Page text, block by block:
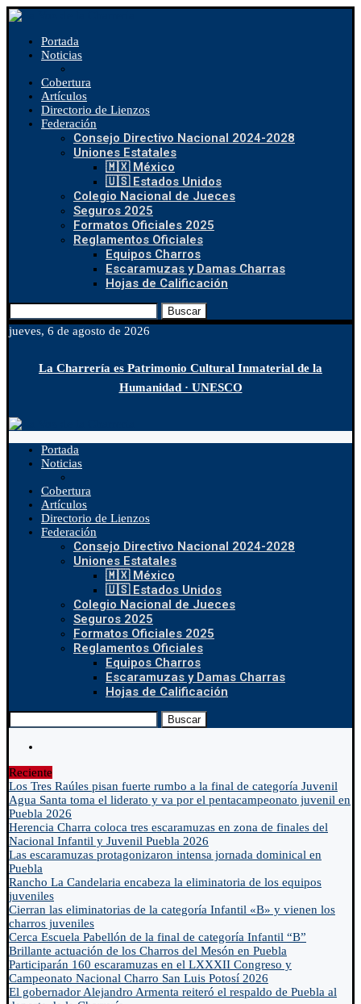
Portada
Noticias
Cobertura
Artículos
Directorio de Lienzos
Federación
Consejo Directivo Nacional 2024-2028
Uniones Estatales
🇲🇽 México
🇺🇸 Estados Unidos
Colegio Nacional de Jueces
Seguros 2025
Formatos Oficiales 2025
Reglamentos Oficiales
Equipos Charros
Escaramuzas y Damas Charras
Hojas de Calificación
Buscar
jueves, 6 de agosto de 2026
La Charrería es Patrimonio Cultural Inmaterial de la
Humanidad · UNESCO
Portada
Noticias
Cobertura
Artículos
Directorio de Lienzos
Federación
Consejo Directivo Nacional 2024-2028
Uniones Estatales
🇲🇽 México
🇺🇸 Estados Unidos
Colegio Nacional de Jueces
Seguros 2025
Formatos Oficiales 2025
Reglamentos Oficiales
Equipos Charros
Escaramuzas y Damas Charras
Hojas de Calificación
Buscar
Reciente
Los Tres Raúles pisan fuerte rumbo a la final de categoría Juvenil
Agua Santa toma el liderato y va por el pentacampeonato juvenil en
Puebla 2026
Herencia Charra coloca tres escaramuzas en zona de finales del
Nacional Infantil y Juvenil Puebla 2026
Las escaramuzas protagonizaron intensa jornada dominical en
Puebla
Rancho La Candelaria encabeza la eliminatoria de los equipos
juveniles
Cierran las eliminatorias de la categoría Infantil «B» y vienen los
charros juveniles
Cerca Escuela Pabellón de la final de categoría Infantil “B”
Brillante actuación de los Charros del Mesón en Puebla
Participarán 160 escaramuzas en el LXXXII Congreso y
Campeonato Nacional Charro San Luis Potosí 2026
El gobernador Alejandro Armenta reiteró el respaldo de Puebla al